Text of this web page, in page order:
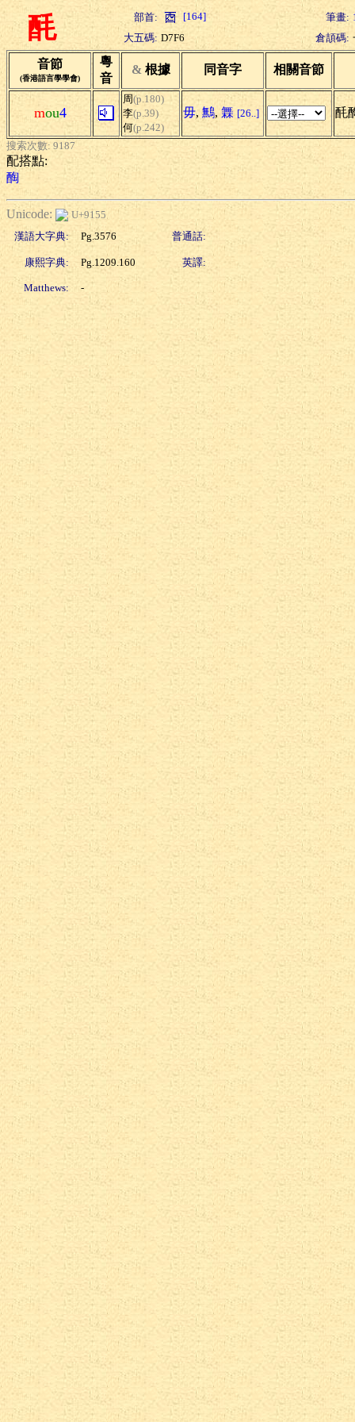
酕 部首: [164] 筆畫:
大五碼: D7F6 倉頡碼:
音節
(香港語言學學會)
粵
音
& 根據 同音字 相關音節
mou4
周(p.180)
李(p.39)
何(p.242)
毋, 鷡, 橆 [26..] 酕
搜索次數: 9187
配搭點:
醄
Unicode:
U+9155
漢語大字典:
Pg.3576 普通話:
康熙字典: Pg.1209.160 英譯:
Matthews: -